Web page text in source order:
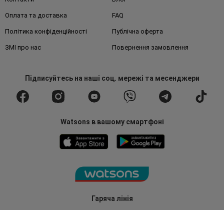
Гаряча лінія
Оплата та доставка FAQ
Політика конфіденційності Публічна оферта
ЗМІ про нас Повернення замовлення
Підписуйтесьна наші соц. мережі та месенджери
Watsons в вашому смартфоні